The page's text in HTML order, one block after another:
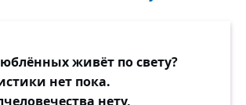
живёт по свету?
нет пока.
нету,